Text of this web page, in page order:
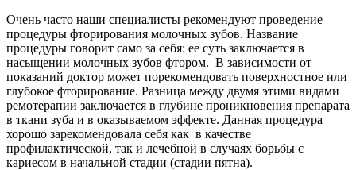
Очень часто наши специалисты рекомендуют проведение
процедуры фторирования молочных зубов. Название
процедуры говорит само за себя: ее суть заключается в
насыщении молочных зубов фтором. В зависимости от
показаний доктор может порекомендовать поверхностное или
глубокое фторирование. Разница между двумя этими видами
ремотерапии заключается в глубине проникновения препарата
в ткани зуба и в оказываемом эффекте. Данная процедура
хорошо зарекомендовала себя как в качестве
профилактической, так и лечебной в случаях борьбы с
кариесом в начальной стадии (стадии пятна).